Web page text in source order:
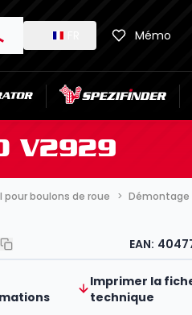
Mémo
V2929
pour boulons de roue Démontage
EAN:
Imprimer la
technique